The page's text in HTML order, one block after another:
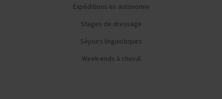
Expéditions en autonomie
Stages de dressage
Séjours linguistiques
Week-ends à cheval